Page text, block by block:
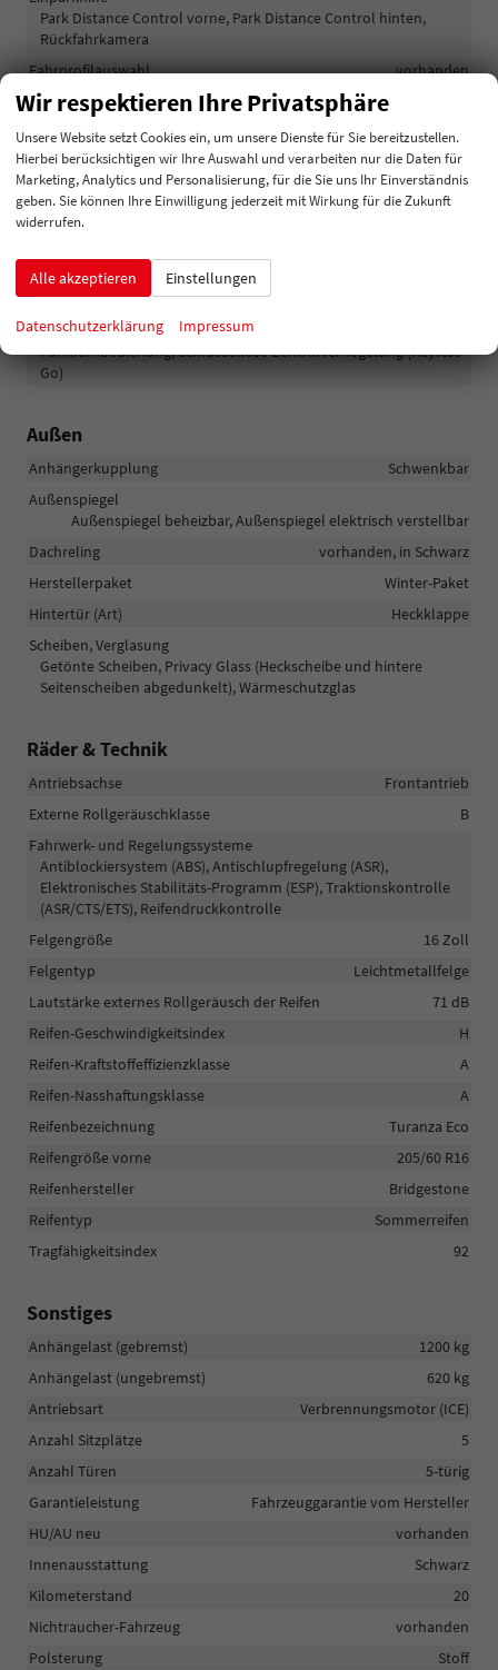
Park Distance Control vorne, Park Distance Control hinten,
Rückfahrkamera
Fahrprofilauswahl
vorhanden
Innenspiegel automatisch abblendend
Lenkung
Servolenkung
Lichttechnik
Lichtsensor, Nebelscheinwerfer, Tagfahrlicht, LED-Scheinwerfer
Pannenhilfe
Waschwasserstandsanzeige
Zentralverriegelung, Zentralverriegelung mit
Funkfernbedienung, Schlüssellose Zentralverriegelung (Keyless
Go)
Außen
Anhängerkupplung
Schwenkbar
Außenspiegel
Außenspiegel beheizbar, Außenspiegel elektrisch verstellbar
Dachreling
vorhanden, in Schwarz
Herstellerpaket
Winter-Paket
Hintertür (Art)
Heckklappe
Scheiben, Verglasung
Getönte Scheiben, Privacy Glass (Heckscheibe und hintere
Seitenscheiben abgedunkelt), Wärmeschutzglas
Räder & Technik
Antriebsachse
Frontantrieb
Externe Rollgeräuschklasse
B
Fahrwerk- und Regelungssysteme
Antiblockiersystem (ABS), Antischlupfregelung (ASR),
Elektronisches Stabilitäts-Programm (ESP), Traktionskontrolle
(ASR/CTS/ETS), Reifendruckkontrolle
Felgengröße
16 Zoll
Felgentyp
Leichtmetallfelge
Lautstärke externes Rollgeräusch der Reifen
71 dB
Reifen-Geschwindigkeitsindex
H
Reifen-Kraftstoffeffizienzklasse
A
Reifen-Nasshaftungsklasse
A
Reifenbezeichnung
Turanza Eco
Reifengröße vorne
205/60 R16
Reifenhersteller
Bridgestone
Reifentyp
Sommerreifen
Tragfähigkeitsindex
92
Sonstiges
Anhängelast (gebremst)
1200 kg
Anhängelast (ungebremst)
620 kg
Antriebsart
Verbrennungsmotor (ICE)
Anzahl Sitzplätze
5
Anzahl Türen
5-türig
Garantieleistung
Fahrzeuggarantie vom Hersteller
HU/AU neu
vorhanden
Innenausstattung
Schwarz
Kilometerstand
20
Nichtraucher-Fahrzeug
vorhanden
Polsterung
Stoff
Wir respektieren Ihre Privatsphäre
Unsere Website setzt Cookies ein, um unsere Dienste für Sie bereitzustellen.
Hierbei berücksichtigen wir Ihre Auswahl und verarbeiten nur die Daten für
Marketing, Analytics und Personalisierung, für die Sie uns Ihr Einverständnis
geben. Sie können Ihre Einwilligung jederzeit mit Wirkung für die Zukunft
widerrufen.
Alle akzeptieren Einstellungen
Datenschutzerklärung Impressum